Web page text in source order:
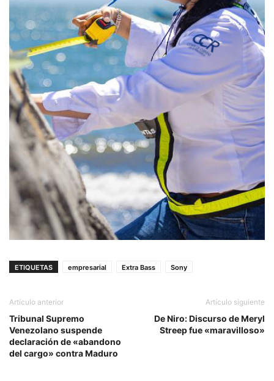
ETIQUETAS empresarial Extra Bass Sony
Artículo anterior
Tribunal Supremo
Venezolano suspende
declaración de «abandono
del cargo» contra Maduro
Artículo siguiente
De Niro: Discurso de Meryl
Streep fue «maravilloso»